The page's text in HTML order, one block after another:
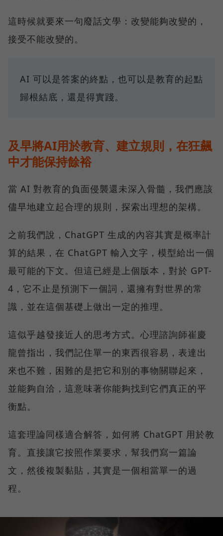
這時候就要來一句廢話文學：改變能夠改變的，
接受不能改變的。
AI 可以是答案的終點，也可以是教育的起點
歸根結底，還是得實踐。
及早將AI用於教育、建立規則，在狂飆
中才能保持餘裕
當 AI 對教育的負面侵襲還未深入骨髓，我們應該
儘早地建立起合理的規則，探索出理想的架構。
之前我們說，ChatGPT 生成的內容其實是概率計
算的結果，在 ChatGPT 輸入文字，模型給出一個
最可能的下文。但這已經是上個版本，對於 GPT-
4，它不止是預測下一個詞，還擁有對世界的常
識，並在這個基礎上做出一定的推理。
這似乎越發接近人的思考方式。心理諮詢師崔慶
龍曾指出，我們記住單一的東西很容易，表達出
來也不難，困難的是把它和別的事物關聯起來，
並能夠自洽，這意味著你能夠找到它們真正的平
衡點。
這套理論同樣適合解答，如何將 ChatGPT 用於教
育。直接讓它按照作業要求，幫我們寫一篇論
文，然後複製黏貼，其實是一個相當單一的過
程。